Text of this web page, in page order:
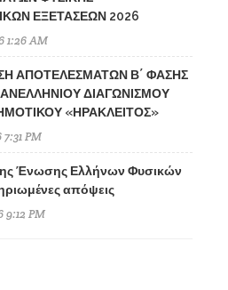
ΕΞΕΤΑΣΕΩΝ 2026
1:26 AM
ΑΠΟΤΕΛΕΣΜΑΤΩΝ Β΄ ΦΑΣΗΣ
ΔΙΑΓΩΝΙΣΜΟΥ
«ΗΡΑΚΛΕΙΤΟΣ»
7:31 PM
Ένωσης Ελλήνων Φυσικών
απόψεις
9:12 PM